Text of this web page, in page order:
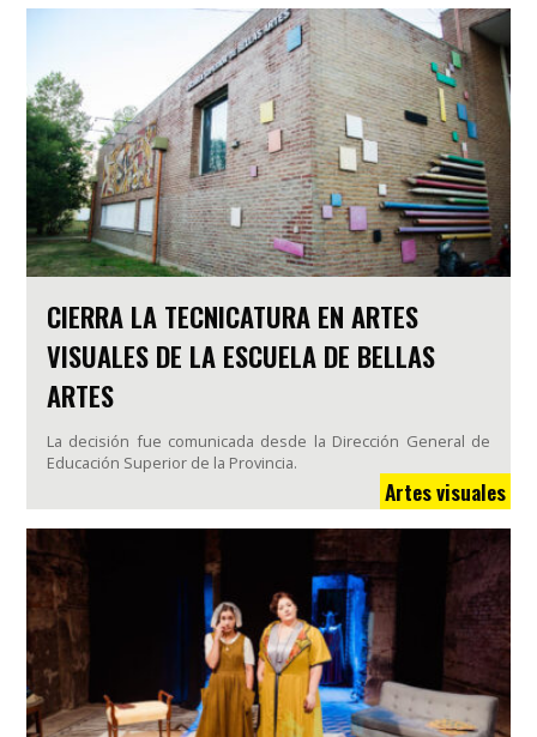
CIERRA LA TECNICATURA EN ARTES
VISUALES DE LA ESCUELA DE BELLAS
ARTES
La decisión fue comunicada desde la Dirección General de
Educación Superior de la Provincia.
Artes visuales